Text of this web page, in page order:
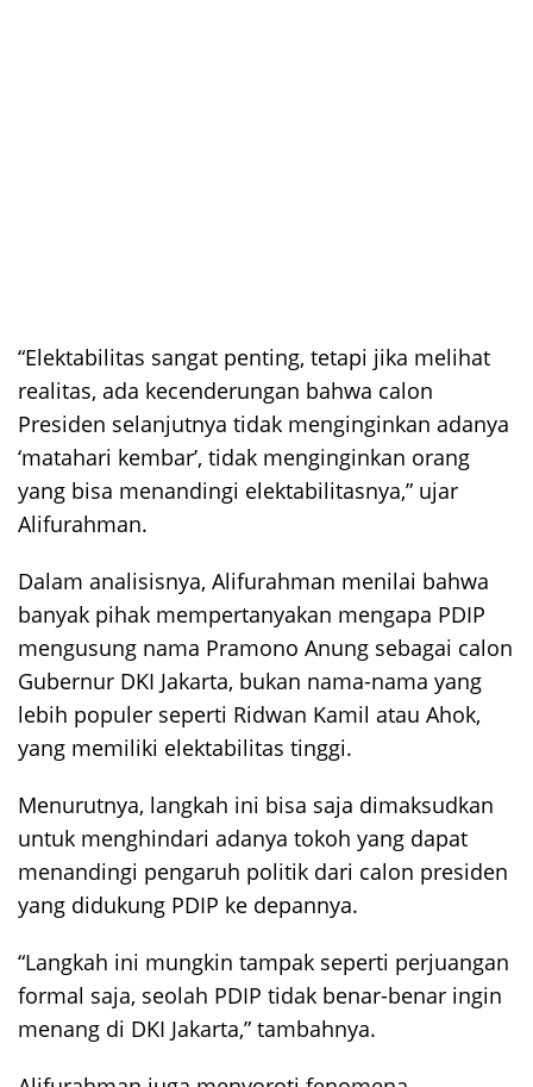
“Elektabilitas sangat penting, tetapi jika melihat
realitas, ada kecenderungan bahwa calon
Presiden selanjutnya tidak menginginkan adanya
‘matahari kembar’, tidak menginginkan orang
yang bisa menandingi elektabilitasnya,” ujar
Alifurahman.
Dalam analisisnya, Alifurahman menilai bahwa
banyak pihak mempertanyakan mengapa PDIP
mengusung nama Pramono Anung sebagai calon
Gubernur DKI Jakarta, bukan nama-nama yang
lebih populer seperti Ridwan Kamil atau Ahok,
yang memiliki elektabilitas tinggi.
Menurutnya, langkah ini bisa saja dimaksudkan
untuk menghindari adanya tokoh yang dapat
menandingi pengaruh politik dari calon presiden
yang didukung PDIP ke depannya.
“Langkah ini mungkin tampak seperti perjuangan
formal saja, seolah PDIP tidak benar-benar ingin
menang di DKI Jakarta,” tambahnya.